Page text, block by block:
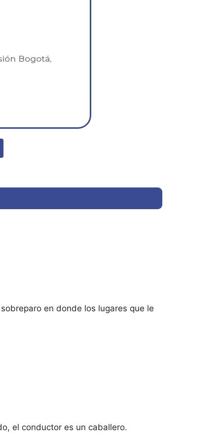
Bogotá,
en donde los lugares que le
el conductor es un caballero.